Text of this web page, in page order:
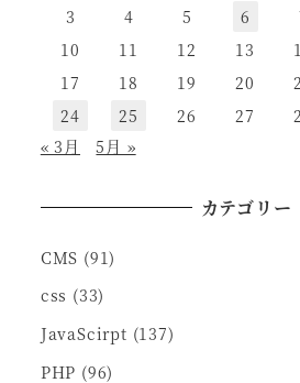
3
4 5 6
10
11 12 13
17
18 19 20
24
25 26 27
« 3月
5月 »
カテゴリー
CMS (91)
css (33)
JavaScirpt (137)
PHP (96)